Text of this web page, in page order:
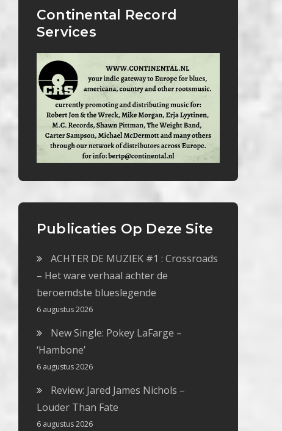
Continental Record
Services
Publicaties Op Deze Site
ACHTER DE MUZIEK #1 : Crossroads
– Het ware verhaal achter de
beroemdste blueslegende
6 augustus 2026
New Single: Pokey LaFarge –
‘Hambone’
6 augustus 2026
Review: Jared James Nichols –
Louder Than Fate
6 augustus 2026